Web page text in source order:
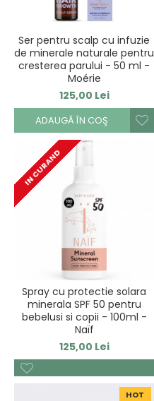
Ser pentru scalp cu infuzie
de minerale naturale pentru
cresterea parului - 50 ml -
Moérie
125,00 Lei
ADAUGĂ ÎN COŞ
IN CURAND
Spray cu protectie solara
minerala SPF 50 pentru
bebelusi si copii - 100ml -
Naïf
125,00 Lei
HOT